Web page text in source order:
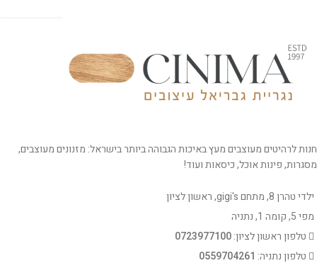
חנות לרהיטים מעוצבים מעץ באיכות הגבוהה ביותר בישראל: מזנונים מעוצבים,
מסגרות, פינות אוכל, כיסאות ועוד!
ילדי טהרן 8, מתחם gigi's, ראשון לציון
מפי 5, קומה 1, נתניה
טלפון ראשון לציון:0723977100
טלפון נתניה: 0559704261